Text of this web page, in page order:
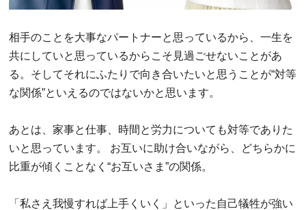
相手のことを大事なパートナーと思っているから、一生を
共にしていと思っているからこそ見過ごせないことがあ
る。そしてそれにふたりで向き合いたいと思うことが“対等
な関係”といえるのではないかと思います。
あとは、家事と仕事、時間と労力についても対等でありた
いと思っています。 お互いに助け合いながら、どちらかに
比重が傾くことなく“お互いさま”の関係。
「私さえ我慢すれば上手くいく」といった自己犠牲が強い